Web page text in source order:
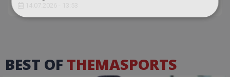
BEST OF THEMASPORTS